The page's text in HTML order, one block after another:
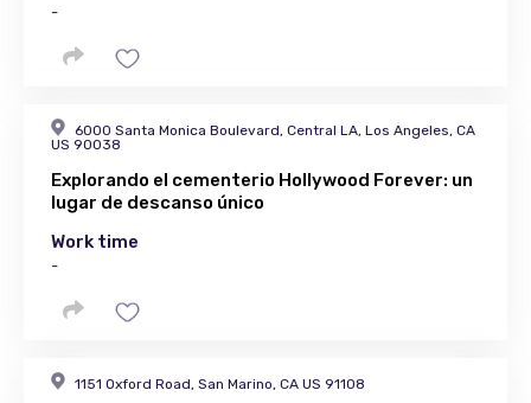
-
6000 Santa Monica Boulevard, Central LA, Los Angeles, CA
US 90038
Explorando el cementerio Hollywood Forever: un
lugar de descanso único
Work time
-
1151 Oxford Road, San Marino, CA US 91108